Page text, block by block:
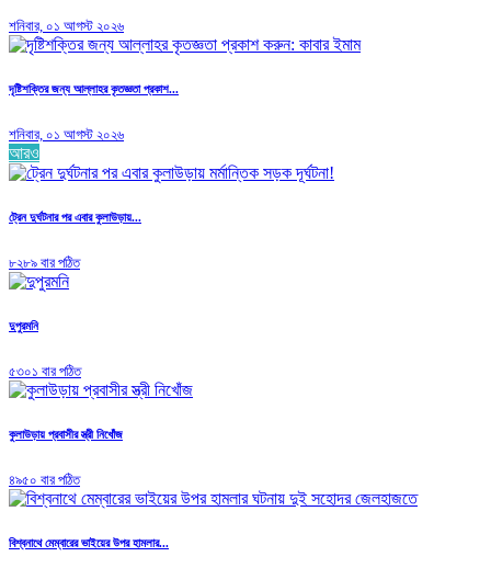
শনিবার, ০১ আগস্ট ২০২৬
দৃষ্টিশক্তির জন্য আল্লাহর কৃতজ্ঞতা প্রকাশ...
শনিবার, ০১ আগস্ট ২০২৬
আরও
ট্রেন দুর্ঘটনার পর এবার কুলাউড়ায়...
৮২৮৯ বার পঠিত
দুপুরমনি
৫৩০১ বার পঠিত
কুলাউড়ায় প্রবাসীর স্ত্রী নিখোঁজ
৪৯৫০ বার পঠিত
বিশ্বনাথে মেম্বারের ভাইয়ের উপর হামলার...